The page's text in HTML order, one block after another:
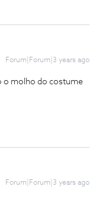
Forum|Forum|3 years ago
o molho do costume
Forum|Forum|3 years ago